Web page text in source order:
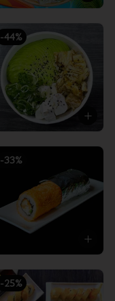
-44%
-33%
-25%